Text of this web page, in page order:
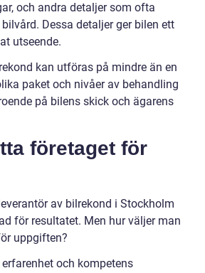
och andra detaljer som ofta
Dessa detaljer ger bilen ett
utseende.
kan utföras på mindre än en
paket och nivåer av behandling
på bilens skick och ägarens
företaget för
av bilrekond i Stockholm
för resultatet. Men hur väljer man
uppgiften?
och kompetens